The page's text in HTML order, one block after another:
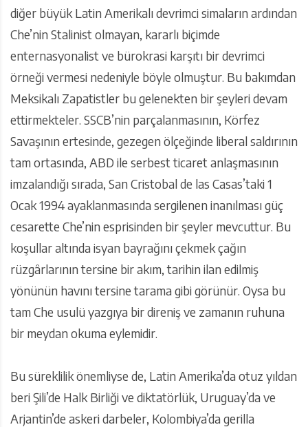
diğer büyük Latin Amerikalı devrimci simaların ardından
Che’nin Stalinist olmayan, kararlı biçimde
enternasyonalist ve bürokrasi karşıtı bir devrimci
örneği vermesi nedeniyle böyle olmuştur. Bu bakımdan
Meksikalı Zapatistler bu gelenekten bir şeyleri devam
ettirmekteler. SSCB’nin parçalanmasının, Körfez
Savaşının ertesinde, gezegen ölçeğinde liberal saldırının
tam ortasında, ABD ile serbest ticaret anlaşmasının
imzalandığı sırada, San Cristobal de las Casas’taki 1
Ocak 1994 ayaklanmasında sergilenen inanılması güç
cesarette Che’nin esprisinden bir şeyler mevcuttur. Bu
koşullar altında isyan bayrağını çekmek çağın
rüzgârlarının tersine bir akım, tarihin ilan edilmiş
yönünün havını tersine tarama gibi görünür. Oysa bu
tam Che usulü yazgıya bir direniş ve zamanın ruhuna
bir meydan okuma eylemidir.
Bu süreklilik önemliyse de, Latin Amerika’da otuz yıldan
beri Şili’de Halk Birliği ve diktatörlük, Uruguay’da ve
Arjantin’de askeri darbeler, Kolombiya’da gerilla